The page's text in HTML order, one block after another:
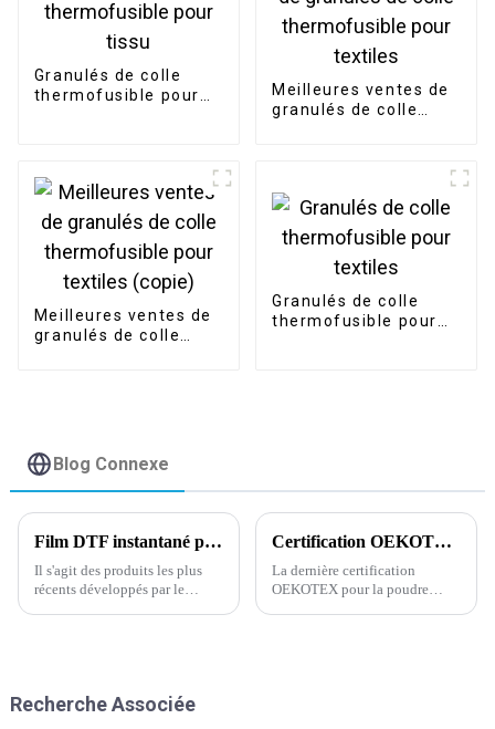
Granulés de colle
thermofusible pour
Meilleures ventes de
granulés de colle
Meilleures ventes de
granulés de colle
Granulés de colle
thermofusible pour
Blog Connexe
Film DTF instantané pelable à chaud pour impression numérique.
Il s'agit des produits les plus
récents développés par le
de taille 75/100u* 60cm*10m,
Certification OEKOTEX la plus récente concernant la poudre adhésive thermofusible
La dernière certification
OEKOTEX pour la poudre
Recherche Associée